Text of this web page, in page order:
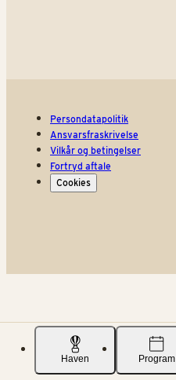
Haven Program
Persondatapolitik
Ansvarsfraskrivelse
Vilkår og betingelser
Fortryd aftale
Cookies